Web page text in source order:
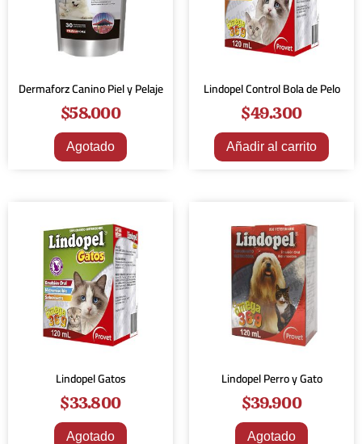
Dermaforz Canino Piel y Pelaje
$58.000
Agotado
Lindopel Control Bola de Pelo
$49.300
Añadir al carrito
Lindopel Gatos
$33.800
Agotado
Lindopel Perro y Gato
$39.900
Agotado